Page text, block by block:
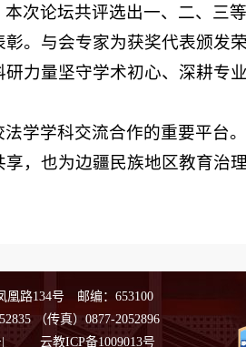
次论坛共评选出一、二、三
。与会专家为获奖代表颁发
力量坚守学术初心、深耕专
学学科交流合作的重要平台
，也为边疆民族地区教育治
凰路134号 邮编：653100
（传真）0877-2052896
云教ICP备1009013号